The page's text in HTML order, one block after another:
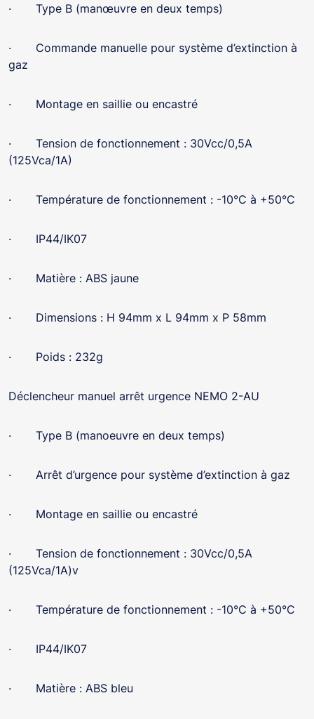
· Type B (manœuvre en deux temps)
· Commande manuelle pour système d’extinction à
gaz
· Montage en saillie ou encastré
· Tension de fonctionnement : 30Vcc/0,5A
(125Vca/1A)
· Température de fonctionnement : -10°C à +50°C
· IP44/IK07
· Matière : ABS jaune
· Dimensions : H 94mm x L 94mm x P 58mm
· Poids : 232g
Déclencheur manuel arrêt urgence NEMO 2-AU
· Type B (manoeuvre en deux temps)
· Arrêt d’urgence pour système d’extinction à gaz
· Montage en saillie ou encastré
· Tension de fonctionnement : 30Vcc/0,5A
(125Vca/1A)v
· Température de fonctionnement : -10°C à +50°C
· IP44/IK07
· Matière : ABS bleu